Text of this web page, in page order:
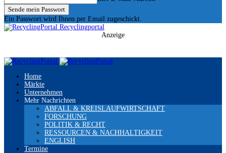
Ein Passwort wird Ihnen per Email zugeschickt.
Recyclingportal
Anzeige
Home
Märkte
Unternehmen
Mehr Nachrichten
ABFALL & KREISLAUFWIRTSCHAFT
FORSCHUNG
POLITIK & RECHT
RESSOURCEN & NACHHALTIGKEIT
ENGLISH
Termine